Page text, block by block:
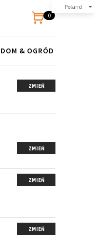
Poland
0
DOM & OGRÓD
ZMIEŃ
ZMIEŃ
ZMIEŃ
ZMIEŃ